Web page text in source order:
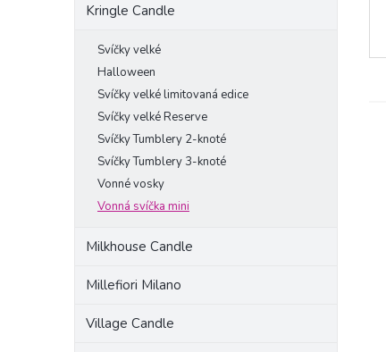
Kringle Candle
Svíčky velké
Halloween
Svíčky velké limitovaná edice
Svíčky velké Reserve
Svíčky Tumblery 2-knoté
Svíčky Tumblery 3-knoté
Vonné vosky
Vonná svíčka mini
Milkhouse Candle
Millefiori Milano
Village Candle